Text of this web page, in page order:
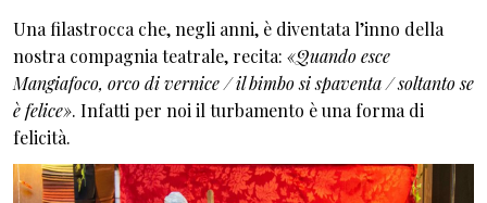
Una filastrocca che, negli anni, è diventata l’inno della
nostra compagnia teatrale, recita: «Quando esce
Mangiafoco, orco di vernice / il bimbo si spaventa / soltanto se
è felice». Infatti per noi il turbamento è una forma di
felicità.